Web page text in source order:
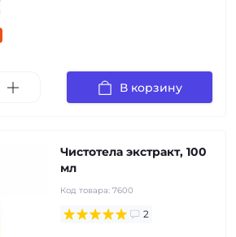
В корзину
Чистотела экстракт, 100
мл
Код товара: 7600
2